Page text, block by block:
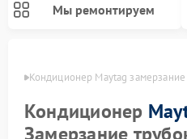
Мы ремонтируем
Кондиционер Maytag замерзание
Кондиционер
Замерзание